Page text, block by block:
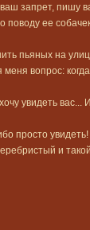
запрет, пишу
ее
пьяных на
вопрос:
увидеть
просто увидеть!
и